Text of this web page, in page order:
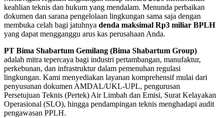
keahlian teknis dan hukum yang mendalam. Menunda perbaikan
dokumen dan sarana pengelolaan lingkungan sama saja dengan
membuka celah bagi jatuhnya denda maksimal Rp3 miliar BPLH
yang dapat mengganggu arus kas perusahaan Anda.
PT Bima Shabartum Gemilang (Bima Shabartum Group)
adalah mitra tepercaya bagi industri pertambangan, manufaktur,
perkebunan, dan infrastruktur dalam pemenuhan regulasi
lingkungan. Kami menyediakan layanan komprehensif mulai dari
penyusunan dokumen AMDAL/UKL-UPL, pengurusan
Persetujuan Teknis (Pertek) Air Limbah dan Emisi, Surat Kelayakan
Operasional (SLO), hingga pendampingan teknis menghadapi audit
pengawasan PPLH.